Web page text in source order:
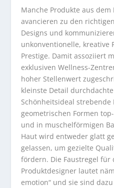
Manche Produkte aus
avancieren zu den
Designs und
unkonventionelle, kreative
Prestige. Damit assoziiert
exklusiven Wellness-
hoher Stellenwert
kleinste Detail
Schönheitsideal
geometrischen Formen
und in muschelförmigen
Haut wird entweder glatt
gelassen, um gezielte
fördern. Die Faustregel für
Produktdesigner lautet
emotion“ und sie sind